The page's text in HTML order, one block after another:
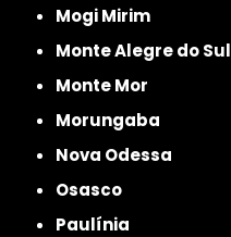
Mogi Mirim
Monte Alegre do Sul
Monte Mor
Morungaba
Nova Odessa
Osasco
Paulínia